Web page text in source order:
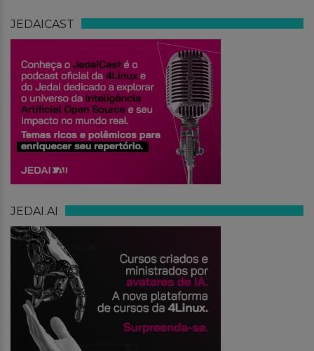
JEDAICAST
JEDAI.AI